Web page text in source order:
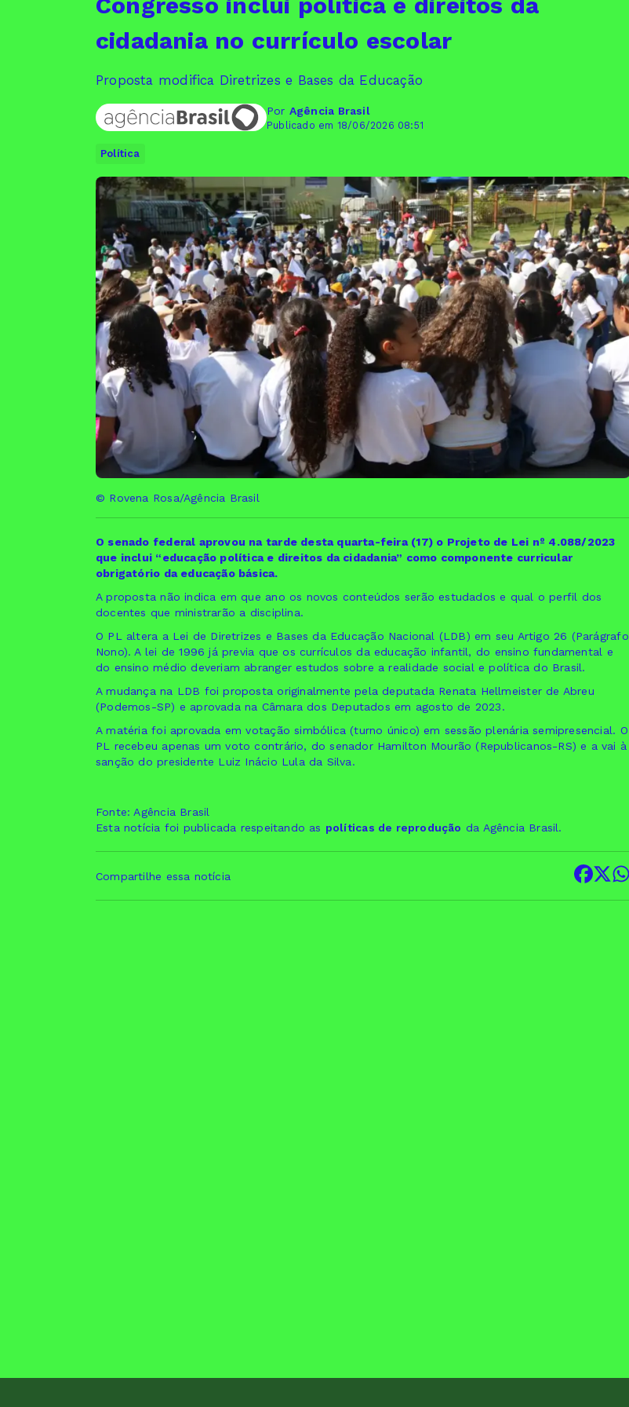
cidadania no currículo escolar
Proposta modifica Diretrizes e Bases da Educação
Por Agência Brasil
Publicado em 18/06/2026 08:51
Política
© Rovena Rosa/Agência Brasil
O senado federal aprovou na tarde desta quarta-feira (17) o Projeto de Lei nº 4.088/2023
que inclui “educação política e direitos da cidadania” como componente curricular
obrigatório da educação básica.
A proposta não indica em que ano os novos conteúdos serão estudados e qual o perfil dos
docentes que ministrarão a disciplina.
O PL altera a Lei de Diretrizes e Bases da Educação Nacional (LDB) em seu Artigo 26 (Parágrafo
Nono). A lei de 1996 já previa que os currículos da educação infantil, do ensino fundamental e
do ensino médio deveriam abranger estudos sobre a realidade social e política do Brasil.
A mudança na LDB foi proposta originalmente pela deputada Renata Hellmeister de Abreu
(Podemos-SP) e aprovada na Câmara dos Deputados em agosto de 2023.
A matéria foi aprovada em votação simbólica (turno único) em sessão plenária semipresencial. O
PL recebeu apenas um voto contrário, do senador Hamilton Mourão (Republicanos-RS) e a vai à
sanção do presidente Luiz Inácio Lula da Silva.
Fonte: Agência Brasil
Esta notícia foi publicada respeitando as políticas de reprodução da Agência Brasil.
Compartilhe essa notícia